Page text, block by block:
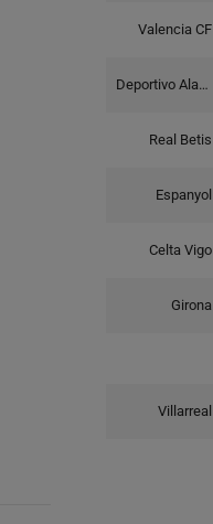
Valencia CF
Deportivo Alaves
Real Betis
Espanyol
Celta Vigo
Girona
Villarreal